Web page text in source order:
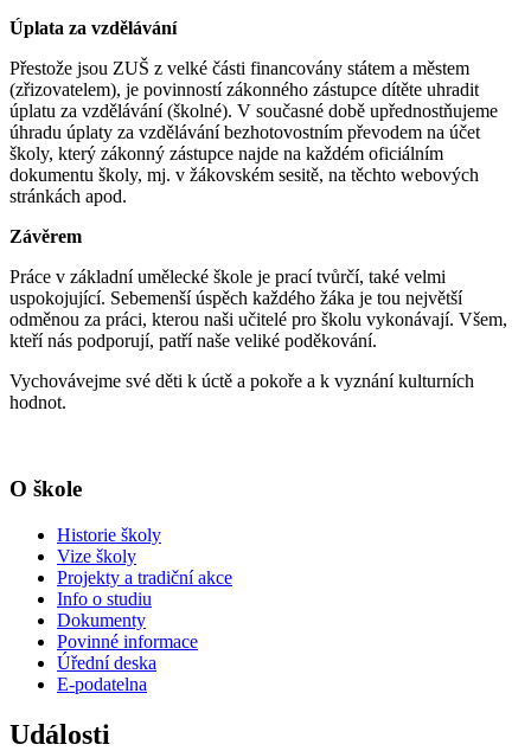
Úplata za vzdělávání
Přestože jsou ZUŠ z velké části financovány státem a městem
(zřizovatelem), je povinností zákonného zástupce dítěte uhradit
úplatu za vzdělávání (školné). V současné době upřednostňujeme
úhradu úplaty za vzdělávání bezhotovostním převodem na účet
školy, který zákonný zástupce najde na každém oficiálním
dokumentu školy, mj. v žákovském sesitě, na těchto webových
stránkách apod.
Závěrem
Práce v základní umělecké škole je prací tvůrčí, také velmi
uspokojující. Sebemenší úspěch každého žáka je tou největší
odměnou za práci, kterou naši učitelé pro školu vykonávají. Všem,
kteří nás podporují, patří naše veliké poděkování.
Vychovávejme své děti k úctě a pokoře a k vyznání kulturních
hodnot.
O škole
Historie školy
Vize školy
Projekty a tradiční akce
Info o studiu
Dokumenty
Povinné informace
Úřední deska
E-podatelna
Události